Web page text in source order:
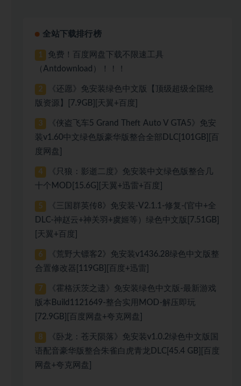
全站下载排行榜
1
免费！百度网盘下载不限速工具
（Antdownload）！！！
2
《还愿》免安装绿色中文版【顶级超级全国绝
版资源】[7.9GB][天翼+百度]
3
《侠盗飞车5 Grand Theft Auto V GTA5》免安
装v1.60中文绿色版豪华版整合全部DLC[101GB][百
度网盘]
4
《只狼：影逝二度》免安装中文绿色版整合几
十个MOD[15.6G][天翼+迅雷+百度]
5
《三国群英传8》免安装-V2.1.1-修复-(官中+全
DLC-神赵云+神关羽+虞姬等）绿色中文版[7.51GB]
[天翼+百度]
6
《荒野大镖客2》免安装v1436.28绿色中文版整
合置修改器[119GB][百度+迅雷]
7
《霍格沃茨之遗》免安装绿色中文版-最新游戏
版本Build1121649-整合实用MOD-解压即玩
[72.9GB][百度网盘+夸克网盘]
8
《卧龙：苍天陨落》免安装v1.0.2绿色中文版国
语配音豪华版整合朱雀白虎青龙DLC[45.4 GB][百度
网盘+夸克网盘]